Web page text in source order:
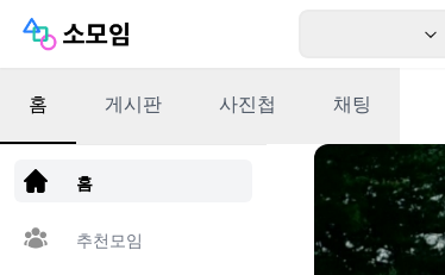
앱 다운로드
홈
추천모임
홈 게시판 사진첩 채팅